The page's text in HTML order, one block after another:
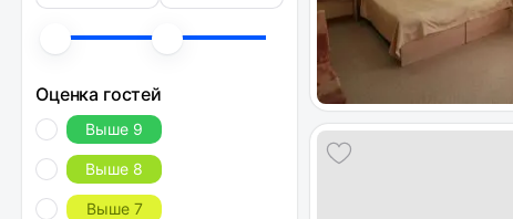
Оценка гостей
Выше 9
Выше 8
Выше 7